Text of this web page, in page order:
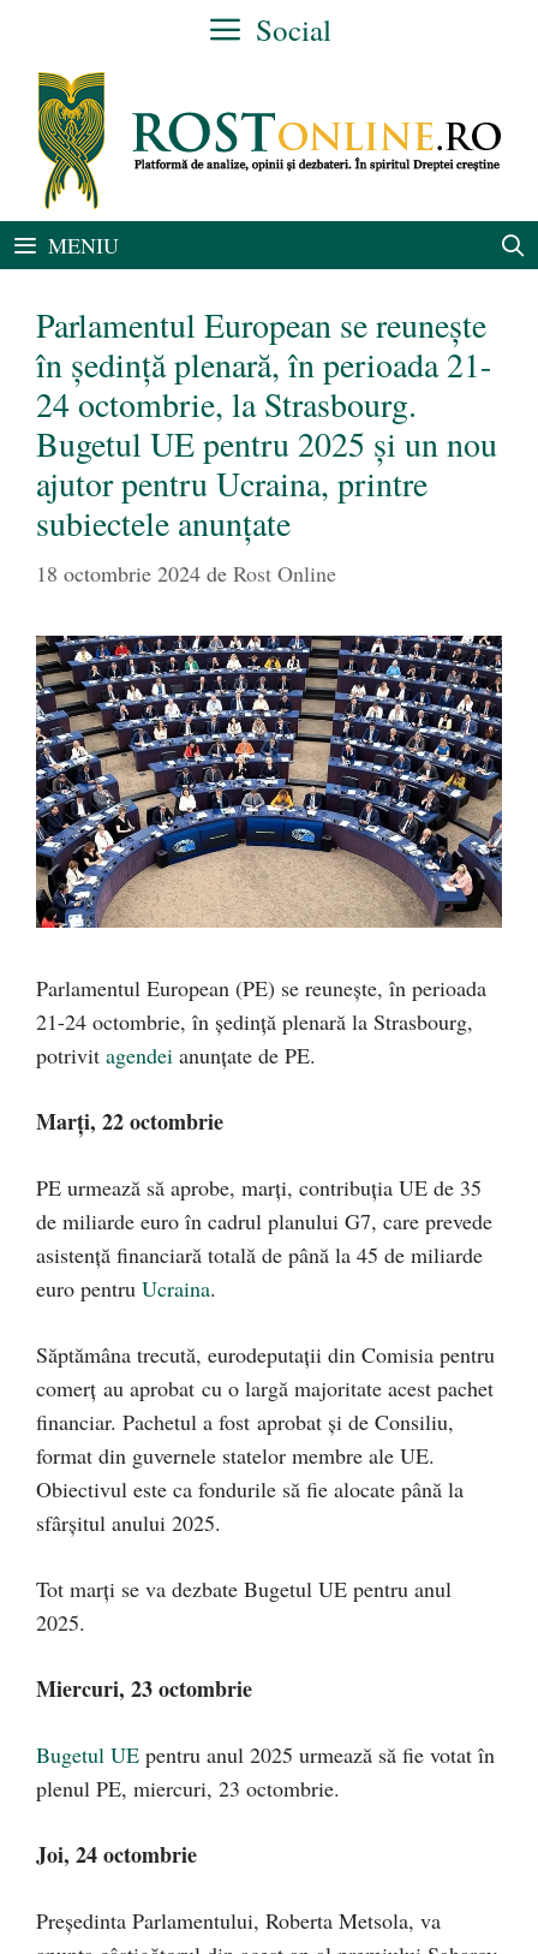
conținut
Social
MENIU
Parlamentul European se reunește
în ședință plenară, în perioada 21-
24 octombrie, la Strasbourg.
Bugetul UE pentru 2025 și un nou
ajutor pentru Ucraina, printre
subiectele anunțate
18 octombrie 2024 de Rost Online
Parlamentul European (PE) se reunește, în perioada
21-24 octombrie, în ședință plenară la Strasbourg,
potrivit agendei anunțate de PE.
Marți, 22 octombrie
PE urmează să aprobe, marți, contribuția UE de 35
de miliarde euro în cadrul planului G7, care prevede
asistență financiară totală de până la 45 de miliarde
euro pentru Ucraina.
Săptămâna trecută, eurodeputații din Comisia pentru
comerț au aprobat cu o largă majoritate acest pachet
financiar. Pachetul a fost aprobat și de Consiliu,
format din guvernele statelor membre ale UE.
Obiectivul este ca fondurile să fie alocate până la
sfârșitul anului 2025.
Tot marți se va dezbate Bugetul UE pentru anul
2025.
Miercuri, 23 octombrie
Bugetul UE pentru anul 2025 urmează să fie votat în
plenul PE, miercuri, 23 octombrie.
Joi, 24 octombrie
Președinta Parlamentului, Roberta Metsola, va